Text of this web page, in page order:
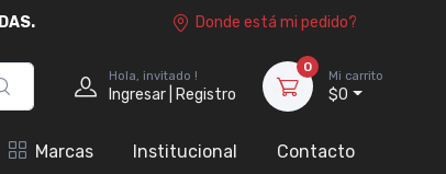
Donde está mi pedido?
Hola, invitado !
Ingresar | Registro
0
Mi carrito
$0
Marcas Institucional Contacto